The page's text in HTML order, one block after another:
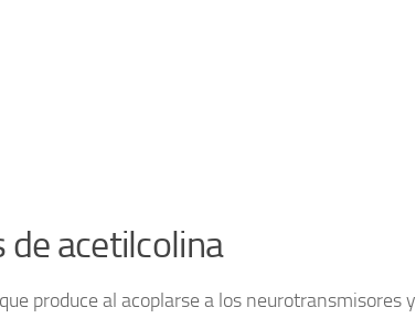
de acetilcolina
produce al acoplarse a los neurotransmisores y